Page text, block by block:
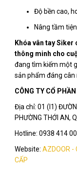
Độ bền cao,
Nâng tầm
Khóa vân tay
thông minh cho
đang tìm kiếm một
sản phẩm đáng cân
CÔNG TY CỔ
Địa chỉ: 01 (I1)
PHƯỜNG THỚI AN,
Hotline: 0938 414
Website: AZDOOR -
CẤP